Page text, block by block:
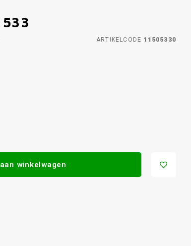
ARTIKELCODE 11505330
winkelwagen